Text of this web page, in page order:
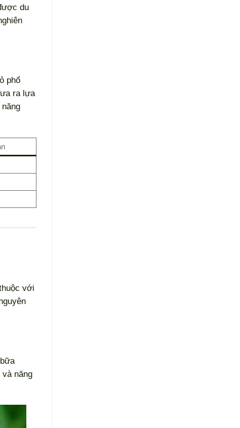
du
phổ
ra lựa
với
năng